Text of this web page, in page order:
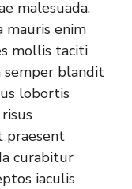
malesuada.
mauris enim
mollis taciti
semper blandit
lobortis
praesent
curabitur
iaculis